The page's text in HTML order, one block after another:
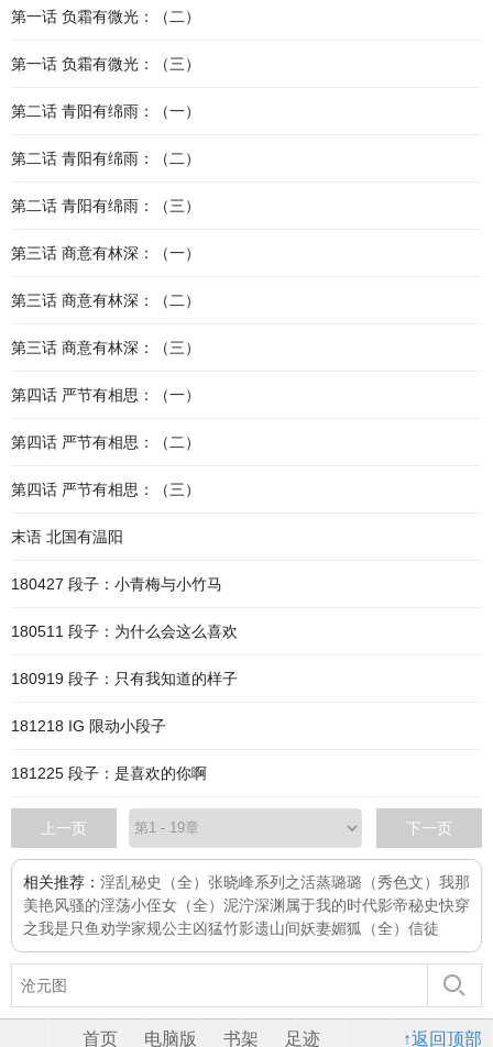
第一话 负霜有微光：（二）
第一话 负霜有微光：（三）
第二话 青阳有绵雨：（一）
第二话 青阳有绵雨：（二）
第二话 青阳有绵雨：（三）
第三话 商意有林深：（一）
第三话 商意有林深：（二）
第三话 商意有林深：（三）
第四话 严节有相思：（一）
第四话 严节有相思：（二）
第四话 严节有相思：（三）
末语 北国有温阳
180427 段子：小青梅与小竹马
180511 段子：为什么会这么喜欢
180919 段子：只有我知道的样子
181218 IG 限动小段子
181225 段子：是喜欢的你啊
上一页 下一页
相关推荐： 淫乱秘史（全） 张晓峰系列之活蒸璐璐（秀色文） 我那
美艳风骚的淫荡小侄女（全） 泥泞深渊 属于我的时代影帝秘史快穿
之我是只鱼劝学家规公主凶猛竹影遗山间妖妻媚狐（全） 信徒
↑返回顶部
首页 电脑版 书架 足迹